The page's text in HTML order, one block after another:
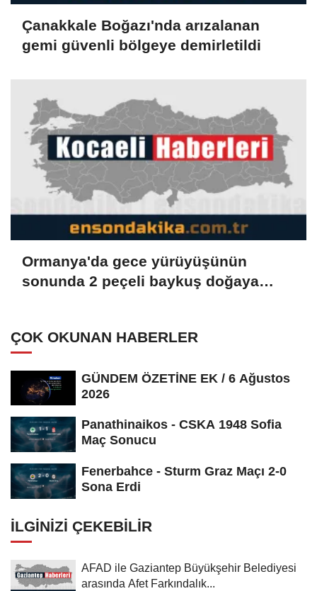
Çanakkale Boğazı'nda arızalanan
gemi güvenli bölgeye demirletildi
Ormanya'da gece yürüyüşünün
sonunda 2 peçeli baykuş doğaya
ÇOK OKUNAN HABERLER
GÜNDEM ÖZETİNE EK / 6 Ağustos
2026
Panathinaikos - CSKA 1948 Sofia
Maç Sonucu
Fenerbahce - Sturm Graz Maçı 2-0
Sona Erdi
İLGINIZI ÇEKEBILIR
AFAD ile Gaziantep Büyükşehir Belediyesi
arasında Afet Farkındalık...